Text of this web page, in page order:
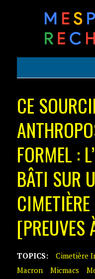
CE
FORMEL :
BÂTI SUR
[PREUVES
TOPICS: Cimetière
Macron
Micmacs